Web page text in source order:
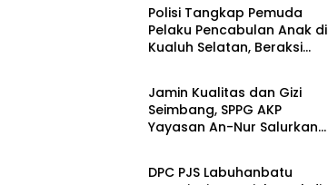
Polisi Tangkap Pemuda
Pelaku Pencabulan Anak di
Kualuh Selatan, Beraksi
Berita
Jamin Kualitas dan Gizi
Seimbang, SPPG AKP
Yayasan An-Nur Salurkan
Berita
DPC PJS Labuhanbatu